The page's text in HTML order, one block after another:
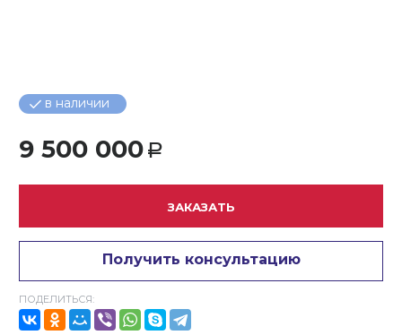
в наличии
9 500 000 Р
ЗАКАЗАТЬ
Получить консультацию
ПОДЕЛИТЬСЯ: